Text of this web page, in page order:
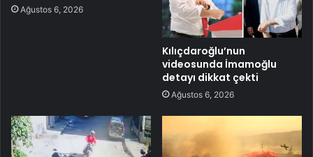
Ağustos 6, 2026
Kılıçdaroğlu’nun
videosunda İmamoğlu
detayı dikkat çekti
Ağustos 6, 2026